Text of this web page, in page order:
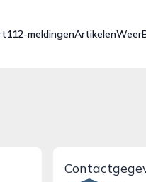
112-meldingenArtikelenWeer